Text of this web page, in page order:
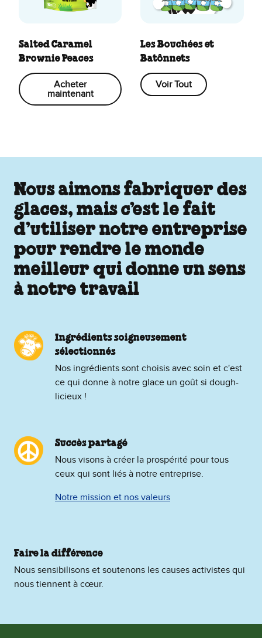
Salted Caramel
Brownie Peaces
Acheter
maintenant
Les Bouchées et
Batônnets
Voir Tout
Nous aimons fabriquer des
glaces, mais c’est le fait
d’utiliser notre entreprise
pour rendre le monde
meilleur qui donne un sens
à notre travail
Ingrédients soigneusement
sélectionnés
Nos ingrédients sont choisis avec soin et c'est
ce qui donne à notre glace un goût si dough-
licieux !
Succès partagé
Nous visons à créer la prospérité pour tous
ceux qui sont liés à notre entreprise.
Notre mission et nos valeurs
Faire la différence
Nous sensibilisons et soutenons les causes activistes qui
nous tiennent à cœur.